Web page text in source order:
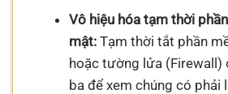
Vô hiệu hóa tạm thời
mật:Tạm thời tắt phần
hoặc tường lửa (Firewall)
ba để xem chúng có phải